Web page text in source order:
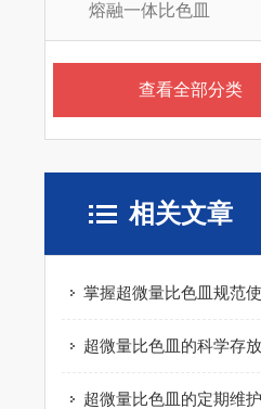
熔融一体比色皿
查看全部分类
相关文章